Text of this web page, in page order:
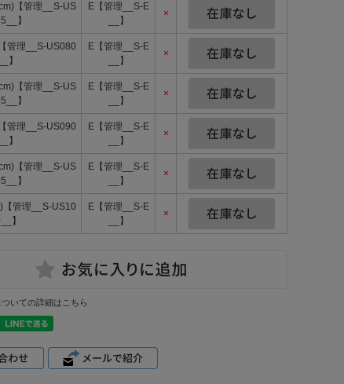
【管理__S-US
】
E【管理__S-E
__】
×
管理__S-US080
__】
E【管理__S-E
__】
×
【管理__S-US
】
E【管理__S-E
__】
×
管理__S-US090
__】
E【管理__S-E
__】
×
【管理__S-US
】
E【管理__S-E
__】
×
【管理__S-US10
】
E【管理__S-E
__】
×
いての詳細はこちら